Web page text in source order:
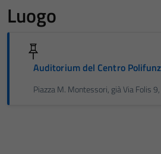
Luogo
Auditorium del Centro
Piazza M. Montessori, già Via Folis